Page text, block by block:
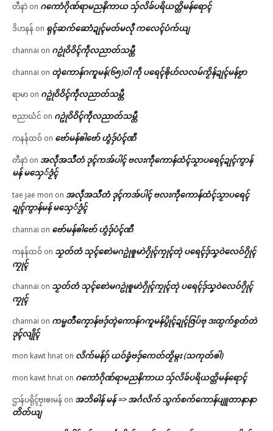
တီနာဲ on ဂကောံဂိုဏ်ရာမညနိကာယ သှ်လိခ်ပရိယတ္တိမန်ရောၚ်
ဒိဟနန် on ရုၚ်ဆက်ဆောံဍုၚ်မတ်မလီု ကလေၚ်ပံက်ယျ
channai on ဂဥုဲဝိဝိၚ်ကဵုလညာတ်သမ္တီ
channai on တ္ၚဲကောန်ဂကူမန်(၆၅)ဝါ ကဵု ပရေၚ်ၜိုဟ်လလမ်ကၟိန်ဍုၚ်မန်ဗၟာ
ရာမာ on ဂဥုဲဝိဝိၚ်ကဵုလညာတ်သမ္တီ
ဗညာဃံင် on ဂဥုဲဝိဝိၚ်ကဵုလညာတ်သမ္တီ
ကနန်ထဝ် on ဗော်မန်ၜါဗော် ဟွံဒှ်ပံၚ်ဏီ
တီနာဲ on အလဵုအသဳတံ ဒုၚ်ကအ်ပါၚ် ဗလးကဵုကောန်ထံၚ်သၟာပရေၚ်ဍုၚ်ကွာန်
မန် မသှေ်ဒၟံၚ်
tae jae mon on အလဵုအသဳတံ ဒုၚ်ကအ်ပါၚ် ဗလးကဵုကောန်ထံၚ်သၟာပရေၚ်
ဍုၚ်ကွာန်မန် မသှေ်ဒၟံၚ်
channai on ဗော်မန်ၜါဗော် ဟွံဒှ်ပံၚ်ဏီ
ကနန်ထဝ် on သၟတ်တံ သုၚ်စောဲမဂဥုဲၜူမာဲဂၠိုၚ်ကၠုၚ်တုဲ ပရေၚ်ဒှ်သၞဝဲလေဝ်ဂၠိုၚ်
ကၠုၚ်
channai on သၟတ်တံ သုၚ်စောဲမဂဥုဲၜူမာဲဂၠိုၚ်ကၠုၚ်တုဲ ပရေၚ်ဒှ်သၞဝဲလေဝ်ဂၠိုၚ်
ကၠုၚ်
channai on ကမ္မတဳကၠောန်ဗဒှ်တ္ၚဲကောန်ဂကူမန်ပွိုၚ်ဍုၚ်ဇြပ်ဗု ဒးထ္ပက်စၟတ်တဲ
ဒုၚ်လျိုၚ်
mon kawt hnat on လိက်မန်ဂှ် ယဝ်ခၞံဗဒှ်ကေတ်တၟိမ္ဂး (သကုတ်ၜါ)
mon kawt hnat on ဂကောံဂိုဏ်ရာမညနိကာယ သှ်လိခ်ပရိယတ္တိမန်ရောၚ်
ဌာန်ပရိုၚ်ဗၠးၜးမန် on အဘိဓါန် မန် => အၚ်္ဂလိက် သွက်စက်ကောန်ပျူတာနာနာ
တိတ်ယျ